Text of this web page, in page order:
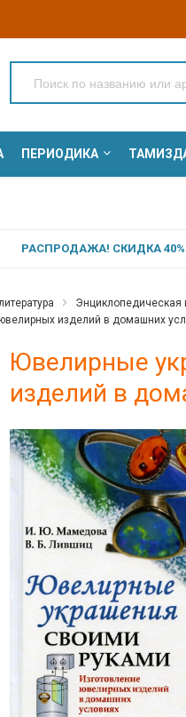
ПЕРИОДИКА
РАСПРОДАЖА! СКИДКА 40%
Энциклопедическая
изделий в домашних
Ювелирные
изделий в